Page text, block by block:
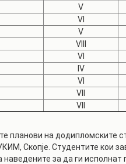
V
VI
V
VIII
VI
IV
VI
VII
VII
планови на додипломските
Скопје. Студентите кои
за да ги исполнат